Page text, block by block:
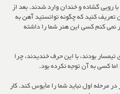
رویی گشاده و خندان وارد شدند. بعد از
کنید که چگونه توانستید آهن به
نمی کنم کسی این هنر شما را داشته
بودند، با این حرف خندیدند، چرا
کسی به آن توجه نکرده بود.
مرحله اول نباید شما را مأیوس کند. کار